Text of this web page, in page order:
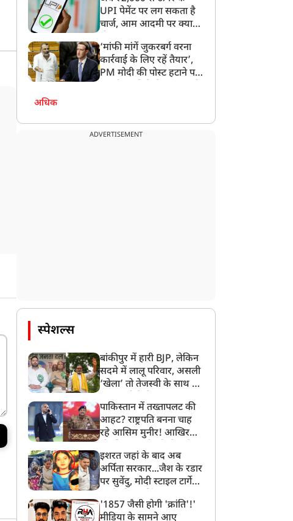
UPI पेमेंट पर लग सकता है
चार्ज, आम आदमी पर क्या
‘मांफी मांगें जुकरबर्ग वरना
कार्रवाई के लिए रहें तैयार’,
PM मोदी की पोस्ट हटाने पर
अधिक
ADVERTISEMENT
स्पेशल्स
बांकीपुर में हारी BJP, लेकिन
सदमे में लालू परिवार, असली
‘खेला’ तो तेजस्वी के साथ हो
पाकिस्तान में तख्तापलट की
आहट? राष्ट्रपति बनना चाह
रहे आसिम मुनीर! आखिर
बनाया मोहरा?
इशरत जहां के बाद अब
अर्पिता सरकार...जैश के रडार
पर सुवेंदु, मोदी स्टाइल टार्गेट
बड़ा एक्शन!
'1857 जैसी होगी 'क्रांति'!'
मीडिया के सामने आए